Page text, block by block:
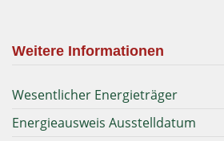
Weitere Informationen
Wesentlicher Energieträger
Energieausweis Ausstelldatum